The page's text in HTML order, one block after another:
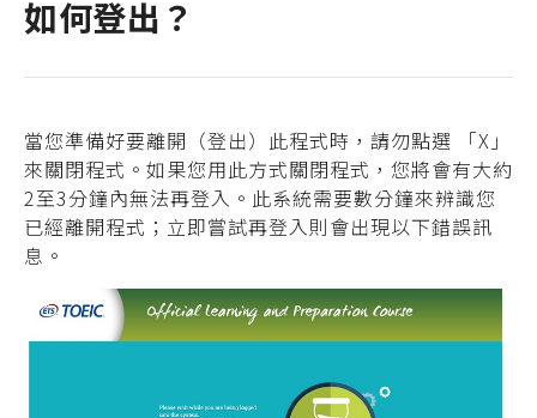
如何登出？
當您準備好要離開（登出）此程式時，請勿點選 「X」
來關閉程式。如果您用此方式關閉程式，您將會有大約
2至3分鐘內無法再登入。此系統需要數分鐘來辨識您
已經離開程式；立即嘗試再登入則會出現以下錯誤訊
息。